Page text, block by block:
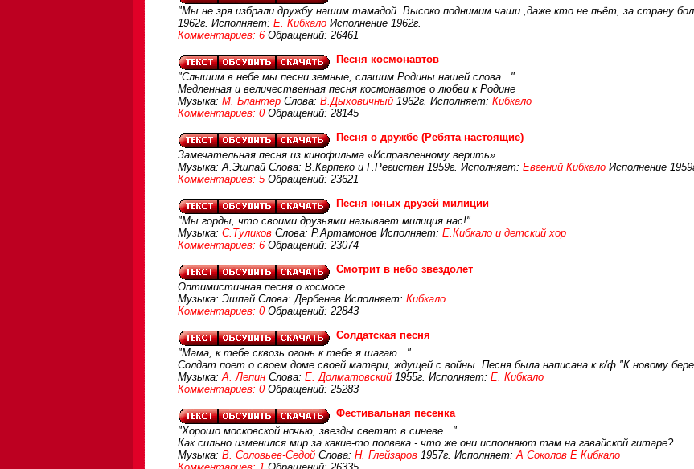
"Мы не зря избрали дружбу нашим тамадой. Высоко поднимим чаши ,даже кто не пьёт, за страну
1962г. Исполняет: Е. Кибкало Исполнение 1962г.
Комментариев: 6 Обращений: 26461
Песня космонавтов
"Слышим в небе мы песни земные, слашим Родины нашей слова..."
Медленная и величественная песня космонавтов о любви к Родине
Музыка: М. Блантер Слова: В.Дыховичный 1962г. Исполняет: Кибкало
Комментариев: 0 Обращений: 28145
Песня о дружбе (Ребята настоящие)
Замечательная песня из кинофильма «Исправленному верить»
Музыка: А.Эшпай Слова: В.Карпеко и Г.Регистан 1959г. Исполняет: Евгений Кибкало Исполнение
Комментариев: 5 Обращений: 23621
Песня юных друзей милиции
"Мы горды, что своими друзьями называет милиция нас!"
Музыка: С.Туликов Слова: Р.Артамонов Исполняет: Е.Кибкало и детский хор
Комментариев: 6 Обращений: 23074
Смотрит в небо звездолет
Оптимистичная песня о космосе
Музыка: Эшпай Слова: Дербенев Исполняет: Кибкало
Комментариев: 0 Обращений: 22843
Солдатская песня
"Мама, к тебе сквозь огонь к тебе я шагаю..."
Солдат поет о своем доме своей матери, ждущей с войны. Песня была написана к к/ф "К новому
Музыка:А. Лепин Слова: Е. Долматовский 1955г. Исполняет: Е. Кибкало
Комментариев: 0 Обращений: 25283
Фестивальная песенка
"Хорошо московской ночью, звезды светят в синеве..."
Как сильно изменился мир за какие-то полвека - что же они исполняют там на гавайской гитаре?
Музыка: В. Соловьев-Седой Слова: Н. Глейзаров 1957г. Исполняет:А Соколов Е Кибкало